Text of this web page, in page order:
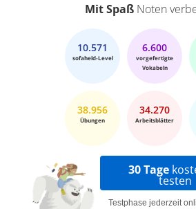
Mit Spaß Noten
10.571
sofaheld-Level
6.600
vorgefertigte
Vokabeln
38.956
Übungen
34.270
Arbeitsblätter
30 Tage
testen
Testphase jederzeit